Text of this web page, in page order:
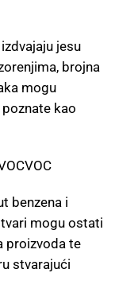
jesu
brojna
mogu
kao
benzena i
mogu ostati
proizvoda te
stvarajući